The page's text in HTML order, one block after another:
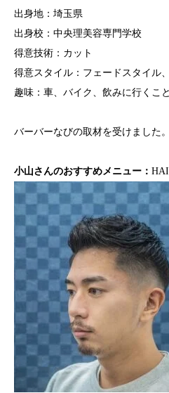
出身地：埼玉県
出身校：中央理美容専門学校
得意技術：カット
得意スタイル：フェードスタイル
趣味：車、バイク、飲みに行くこと
バーバーなびの取材を受けました。
小山さんのおすすめメニュー：